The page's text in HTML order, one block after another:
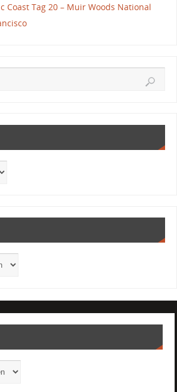
Coast Tag 20 – Muir Woods National